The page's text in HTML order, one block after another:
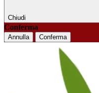
Chiudi
Conferma
Annulla Conferma